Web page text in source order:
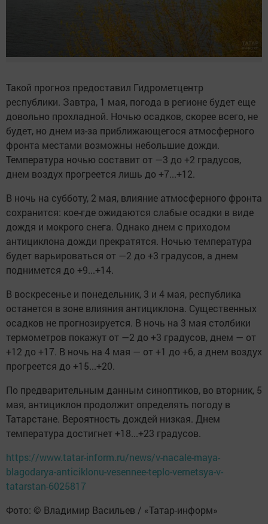
Такой прогноз предоставил Гидрометцентр
республики. Завтра, 1 мая, погода в регионе будет еще
довольно прохладной. Ночью осадков, скорее всего, не
будет, но днем из-за приближающегося атмосферного
фронта местами возможны небольшие дожди.
Температура ночью составит от —3 до +2 градусов,
днем воздух прогреется лишь до +7...+12.
В ночь на субботу, 2 мая, влияние атмосферного фронта
сохранится: кое-где ожидаются слабые осадки в виде
дождя и мокрого снега. Однако днем с приходом
антициклона дожди прекратятся. Ночью температура
будет варьироваться от —2 до +3 градусов, а днем
поднимется до +9...+14.
В воскресенье и понедельник, 3 и 4 мая, республика
останется в зоне влияния антициклона. Существенных
осадков не прогнозируется. В ночь на 3 мая столбики
термометров покажут от —2 до +3 градусов, днем — от
+12 до +17. В ночь на 4 мая — от +1 до +6, а днем воздух
прогреется до +15...+20.
По предварительным данным синоптиков, во вторник, 5
мая, антициклон продолжит определять погоду в
Татарстане. Вероятность дождей низкая. Днем
температура достигнет +18...+23 градусов.
https://www.tatar-inform.ru/news/v-nacale-maya-
blagodarya-anticiklonu-vesennee-teplo-vernetsya-v-
tatarstan-6025817
Фото: © Владимир Васильев / «Татар-информ»